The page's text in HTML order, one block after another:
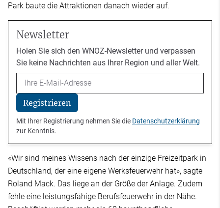
Park baute die Attraktionen danach wieder auf.
Newsletter
Holen Sie sich den WNOZ-Newsletter und verpassen
Sie keine Nachrichten aus Ihrer Region und aller Welt.
Email
Registrieren
Mit Ihrer Registrierung nehmen Sie die Datenschutzerklärung
zur Kenntnis.
«Wir sind meines Wissens nach der einzige Freizeitpark in
Deutschland, der eine eigene Werksfeuerwehr hat», sagte
Roland Mack. Das liege an der Größe der Anlage. Zudem
fehle eine leistungsfähige Berufsfeuerwehr in der Nähe.